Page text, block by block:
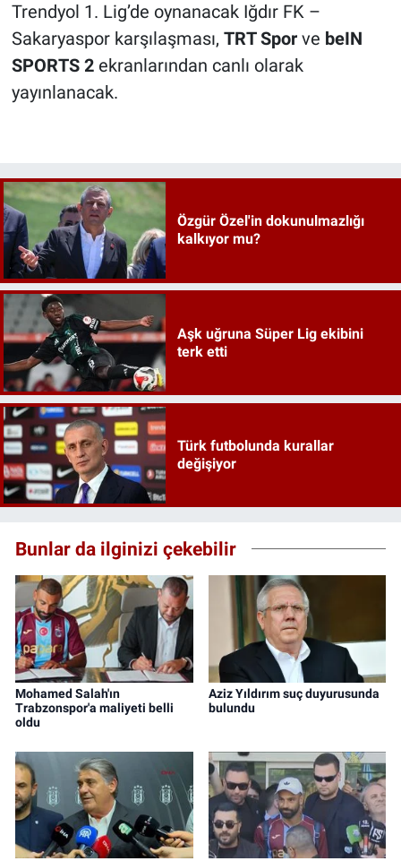
Trendyol 1. Lig’de oynanacak Iğdır FK –
Sakaryaspor karşılaşması, TRT Spor ve beIN
SPORTS 2 ekranlarından canlı olarak
yayınlanacak.
Özgür Özel'in dokunulmazlığı
kalkıyor mu?
Aşk uğruna Süper Lig ekibini
terk etti
Türk futbolunda kurallar
değişiyor
Bunlar da ilginizi çekebilir
Mohamed Salah'ın
Trabzonspor'a maliyeti belli
oldu
Aziz Yıldırım suç duyurusunda
bulundu